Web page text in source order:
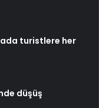
turistlere her
düşüş